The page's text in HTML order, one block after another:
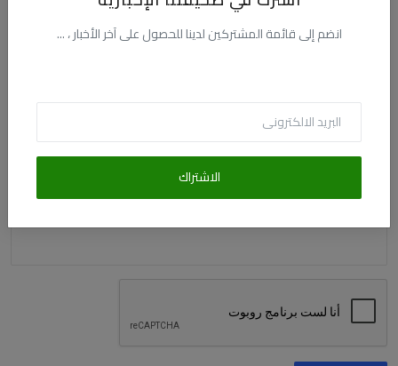
انضم إلى قائمة المشتركين لدينا للحصول على آخر الأخبار ، ...
الاشتراك
التعليق